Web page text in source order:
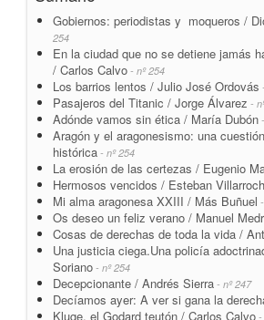
Gobiernos: periodistas y moqueros /
254
En la ciudad que no se detiene jamás
/ Carlos Calvo - nº 254
Los barrios lentos / Julio José Ordovás
Pasajeros del Titanic / Jorge Álvarez -
Adónde vamos sin ética / María Dubón
Aragón y el aragonesismo: una
histórica - nº 254
La erosión de las certezas / Eugenio
Hermosos vencidos / Esteban
Mi alma aragonesa XXIII / Más Buñuel
Os deseo un feliz verano / Manuel
Cosas de derechas de toda la vida /
Una justicia ciega.Una policía
Soriano - nº 254
Decepcionante / Andrés Sierra - nº 247
Decíamos ayer: A ver si gana la
Kluge, el Godard teutón / Carlos Calvo -